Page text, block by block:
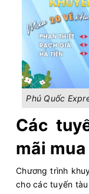
Phú Quốc
Các
mãi
Chương trình
cho các tuyến